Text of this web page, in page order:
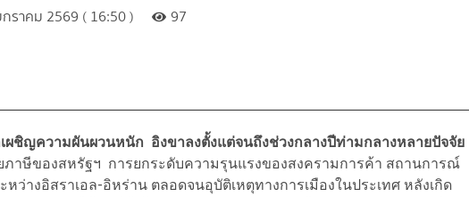
ราคม 2569 ( 16:50 ) 97
ผชิญความผันผวนหนัก อิงขาลงตั้งแต่จนถึงช่วงกลางปีท่ามกลางหลายปัจจัย
ภาษีของสหรัฐฯ การยกระดับความรุนแรงของสงครามการค้า สถานการณ์
หว่างอิสราเอล-อิหร่าน ตลอดจนอุบัติเหตุทางการเมืองในประเทศ หลังเกิด